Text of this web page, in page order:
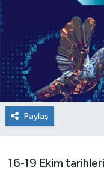
Paylaş
16-19 Ekim
Teknoloji
Yaşam